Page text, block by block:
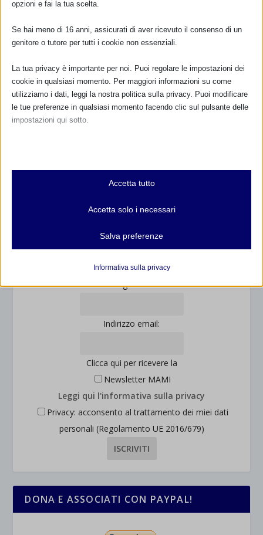
FARMACI IN ALLATTAMENTO E
NUMERO VERDE GRATUITO
800.883300
RIMANI AGGIORNATO
Cognome:
Indirizzo email:
Clicca qui per ricevere la
Newsletter MAMI
Leggi qui l'informativa sulla privacy
Privacy: acconsento al trattamento dei miei dati
personali (Regolamento UE 2016/679)
DONA E ASSOCIATI CON PAYPAL!
opzioni e fai la tua scelta.
Se hai meno di 16 anni, assicurati di aver ricevuto il consenso di un
genitore o tutore per tutti i cookie non essenziali.
La tua privacy è importante per noi. Puoi regolare le impostazioni dei
cookie in qualsiasi momento. Per maggiori informazioni su come
utilizziamo i dati, leggi la nostra politica sulla privacy. Puoi modificare
le tue preferenze in qualsiasi momento facendo clic sul pulsante delle
impostazioni qui sotto.
Essenziali
I cookie e i servizi essenziali abilitano le funzioni di base e sono
e servizi non richiedono il consenso dell'utente secondo il GDPR.
Analitici
interagiscono con il nostro sito web.
jetpackState[message]
esplicitamente categorizzati.
Mostra dettagli
et-saved-post*
Accetta tutto
Accetta solo i necessari
Salva preferenze
Informativa sulla privacy